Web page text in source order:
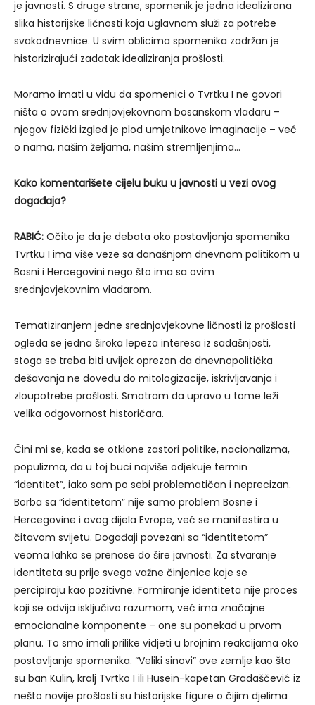
je javnosti. S druge strane, spomenik je jedna idealizirana
slika historijske ličnosti koja uglavnom služi za potrebe
svakodnevnice. U svim oblicima spomenika zadržan je
historizirajući zadatak idealiziranja prošlosti.
Moramo imati u vidu da spomenici o Tvrtku I ne govori
ništa o ovom srednjovjekovnom bosanskom vladaru –
njegov fizički izgled je plod umjetnikove imaginacije – već
o nama, našim željama, našim stremljenjima…
Kako komentarišete cijelu buku u javnosti u vezi ovog
događaja?
RABIĆ: Očito je da je debata oko postavljanja spomenika
Tvrtku I ima više veze sa današnjom dnevnom politikom u
Bosni i Hercegovini nego što ima sa ovim
srednjovjekovnim vladarom.
Tematiziranjem jedne srednjovjekovne ličnosti iz prošlosti
ogleda se jedna široka lepeza interesa iz sadašnjosti,
stoga se treba biti uvijek oprezan da dnevnopolitička
dešavanja ne dovedu do mitologizacije, iskrivljavanja i
zloupotrebe prošlosti. Smatram da upravo u tome leži
velika odgovornost historičara.
Čini mi se, kada se otklone zastori politike, nacionalizma,
populizma, da u toj buci najviše odjekuje termin
“identitet”, iako sam po sebi problematičan i neprecizan.
Borba sa “identitetom” nije samo problem Bosne i
Hercegovine i ovog dijela Evrope, već se manifestira u
čitavom svijetu. Događaji povezani sa “identitetom”
veoma lahko se prenose do šire javnosti. Za stvaranje
identiteta su prije svega važne činjenice koje se
percipiraju kao pozitivne. Formiranje identiteta nije proces
koji se odvija isključivo razumom, već ima značajne
emocionalne komponente – one su ponekad u prvom
planu. To smo imali prilike vidjeti u brojnim reakcijama oko
postavljanje spomenika. “Veliki sinovi” ove zemlje kao što
su ban Kulin, kralj Tvrtko I ili Husein-kapetan Gradaščević iz
nešto novije prošlosti su historijske figure o čijim djelima